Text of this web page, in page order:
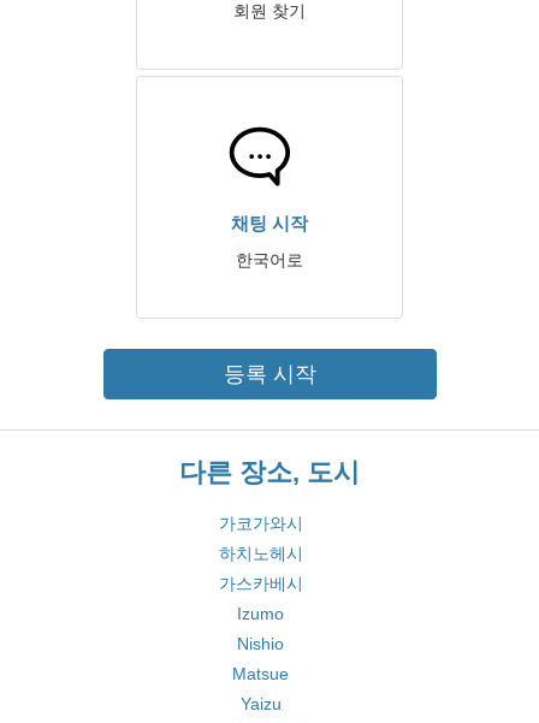
회원 찾기
채팅 시작
한국어로
등록 시작
다른 장소, 도시
가코가와시
하치노헤시
가스카베시
Izumo
Nishio
Matsue
Yaizu